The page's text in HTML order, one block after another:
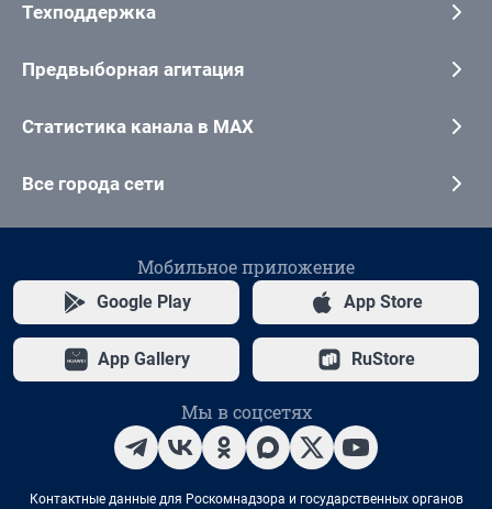
Техподдержка
Предвыборная агитация
Статистика канала в MAX
Все города сети
Мобильное приложение
Google Play App Store
App Gallery RuStore
Мы в соцсетях
Контактные данные для Роскомнадзора и государственных органов